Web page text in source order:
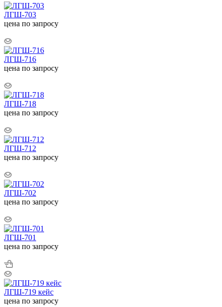
ЛГШ-703
цена по запросу
ЛГШ-716
цена по запросу
ЛГШ-718
цена по запросу
ЛГШ-712
цена по запросу
ЛГШ-702
цена по запросу
ЛГШ-701
цена по запросу
ЛГШ-719 кейс
цена по запросу